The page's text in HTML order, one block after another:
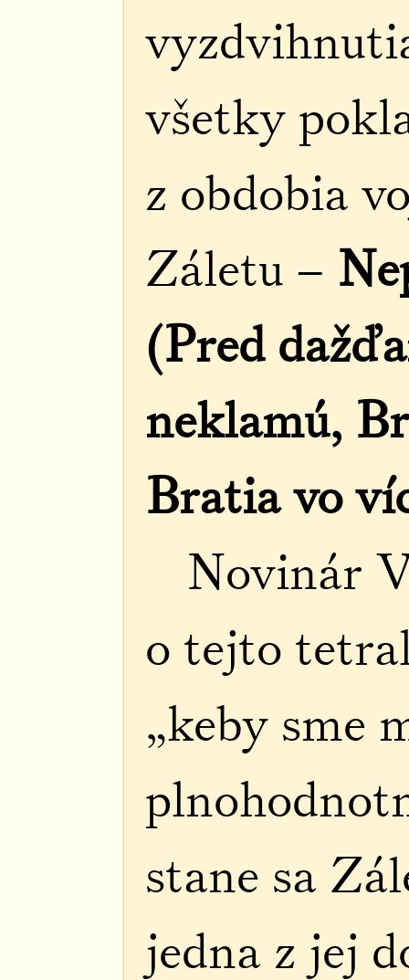
všetky
z obdobia
Záletu –
(Pred
neklamú,
Bratia vo
Novinár
o tejto
„keby sme
stane sa
jedna z jej